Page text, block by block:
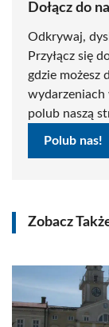
Dołącz do
Odkrywaj,
Przyłącz się
gdzie możesz
wydarzeniach
polub naszą
Polub nas!
Zobacz